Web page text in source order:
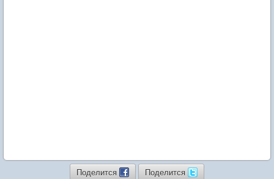
Поделится Поделится